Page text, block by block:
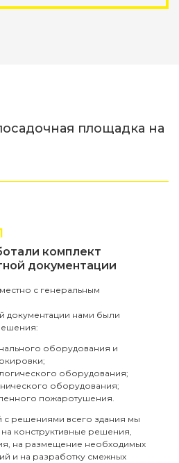
площадка на
комплект
документации
с генеральным
документации нами были
оборудования и
оборудования;
оборудования;
пожаротушения.
решениями всего здания мы
конструктивные решения,
на размещение необходимых
и на разработку смежных